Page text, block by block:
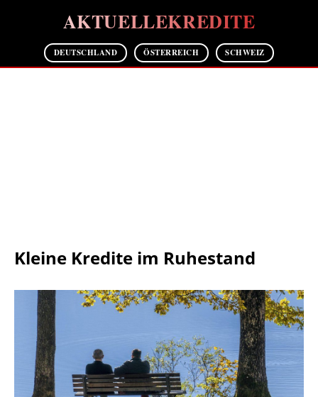
AKTUELLEKREDITE
DEUTSCHLAND ÖSTERREICH SCHWEIZ
Kleine Kredite im Ruhestand